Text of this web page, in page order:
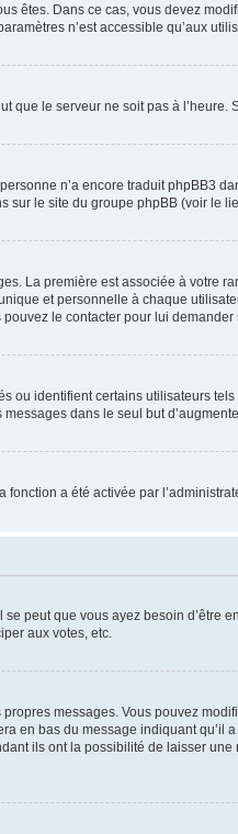
êtes. Dans ce cas, vous devez
n’est accessible qu’aux
que le serveur ne soit pas à l’heure.
n’a encore traduit phpBB3
sur le site du groupe phpBB (voir le
La première est associée à
et personnelle à chaque
le contacter pour lui demander
identifient certains utilisateurs
dans le seul but
a été activée par
peut que vous ayez besoin
aux votes, etc.
messages. Vous pouvez
en bas du message indiquant
ils ont la possibilité de laisser